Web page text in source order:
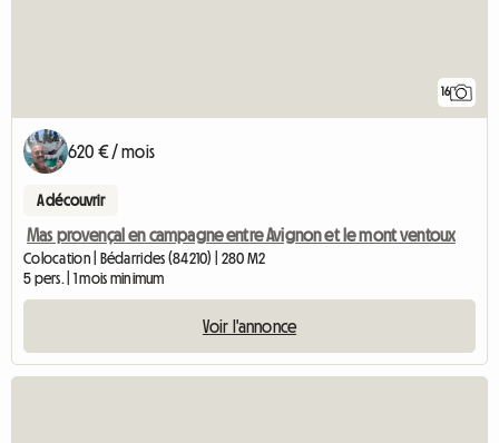
16
620 € / mois
A découvrir
Mas provençal en campagne entre Avignon et le mont ventoux
Colocation | Bédarrides (84210) | 280 M2
5 pers. | 1 mois minimum
Voir l'annonce